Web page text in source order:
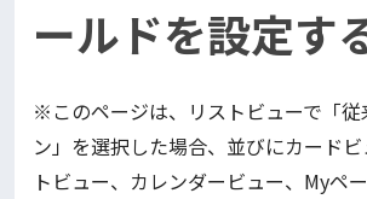
ールドを設定す
※このページは、リストビューで「従
ン」を選択した場合、並びにカード
トビュー、カレンダービュー、Myペ